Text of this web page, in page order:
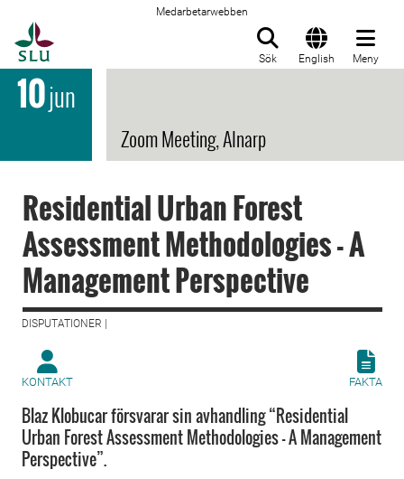
Medarbetarwebben
Sök English Meny
10jun
Zoom Meeting, Alnarp
Residential Urban Forest
Assessment Methodologies - A
Management Perspective
DISPUTATIONER |
KONTAKT FAKTA
Blaz Klobucar försvarar sin avhandling “Residential
Urban Forest Assessment Methodologies - A Management
Perspective”.